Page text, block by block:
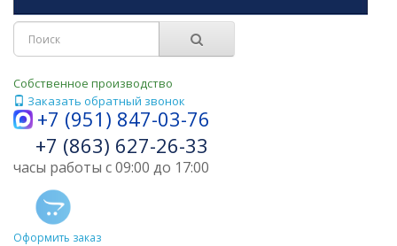
Собственное производство
Заказать обратный звонок
+7 (951) 847-03-76
+7 (863) 627-26-33
часы работы с 09:00 до 17:00
Оформить заказ